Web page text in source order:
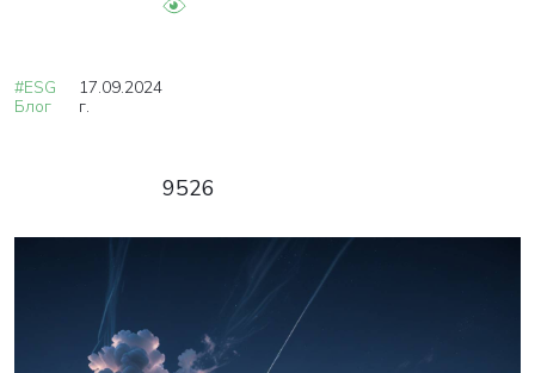
#ESG
Блог
17.09.2024
г.
9526